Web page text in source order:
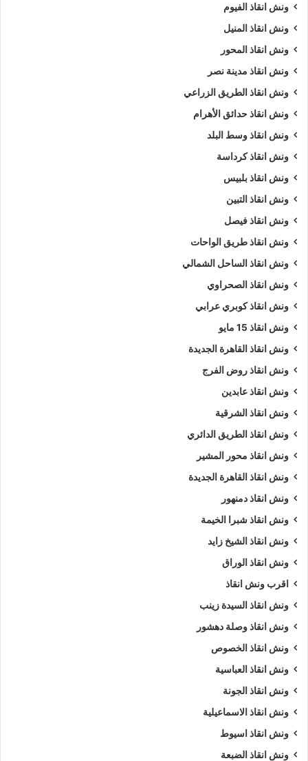
ونش انقاذ الفيوم
ونش انقاذ المنيل
ونش انقاذ المحور
ونش انقاذ مدينة نصر
ونش انقاذ الطريق الزراعي
ونش انقاذ حدائق الأهرام
ونش انقاذ وسط البلد
ونش انقاذ كرداسة
ونش انقاذ بلبيس
ونش انقاذ التبين
ونش انقاذ فيصل
ونش انقاذ طريق الواحات
ونش انقاذ الساحل الشمالي
ونش انقاذ الصحراوي
ونش انقاذ كوبري عرابي
ونش انقاذ 15 مايو
ونش انقاذ القاهرة الجديدة
ونش انقاذ روض الفرج
ونش انقاذ عابدين
ونش انقاذ الشرقية
ونش انقاذ الطريق الدائري
ونش انقاذ محور المشير
ونش انقاذ القاهرة الجديدة
ونش انقاذ دمنهور
ونش انقاذ شبرا الخيمة
ونش انقاذ الشيخ زايد
ونش انقاذ الوراق
اقرب ونش انقاذ
ونش انقاذ السيدة زينب
ونش انقاذ وصلة دهشور
ونش انقاذ الخصوص
ونش انقاذ العباسية
ونش انقاذ الجونة
ونش انقاذ الاسماعيلية
ونش انقاذ اسيوط
ونش انقاذ الضبعة